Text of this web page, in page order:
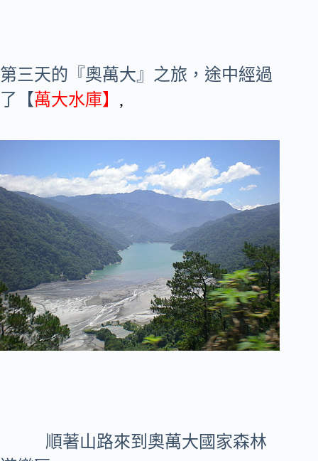
第三天的『奧萬大』之旅，途中經過
了【萬大水庫】 ,
順著山路來到奧萬大國家森林